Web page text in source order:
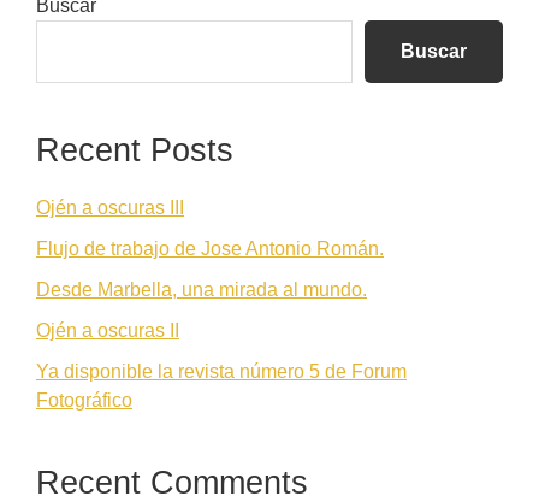
Barra
principal
Buscar
Buscar
Recent Posts
Ojén a oscuras III
Flujo de trabajo de Jose Antonio Román.
Desde Marbella, una mirada al mundo.
Ojén a oscuras II
Ya disponible la revista número 5 de Forum
Fotográfico
Recent Comments